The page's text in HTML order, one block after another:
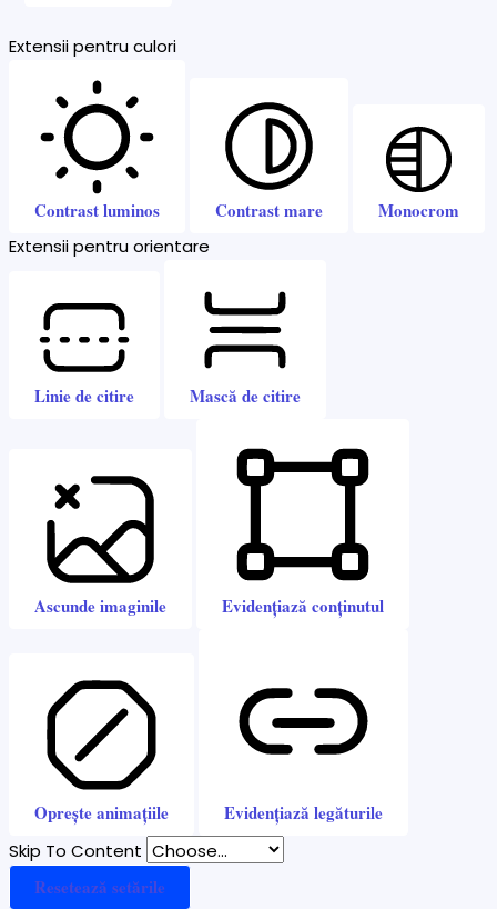
Extensii pentru culori
Contrast luminos Contrast mare Monocrom
Extensii pentru orientare
Linie de citire Mască de citire
Ascunde imaginile Evidențiază conținutul
Oprește animațiile Evidențiază legăturile
Skip To Content
Resetează setările